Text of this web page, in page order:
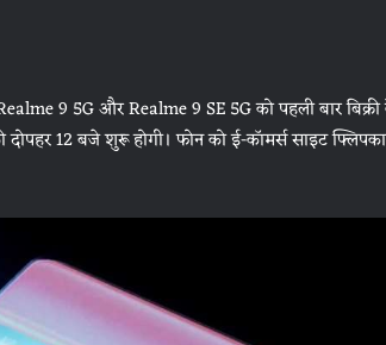
9 5G और Realme 9 SE 5G को पहली बार
दोपहर 12 बजे शुरू होगी। फोन को ई-कॉमर्स साइट